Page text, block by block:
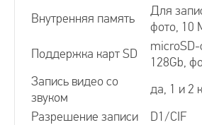
Видеодомофоны с
Внутренняя память
Для
фото, 10
Поддержка карт SD
microSD-
128Gb,
Запись видео со
звуком
да, 1 и 2
Разрешение записи
D1/CIF